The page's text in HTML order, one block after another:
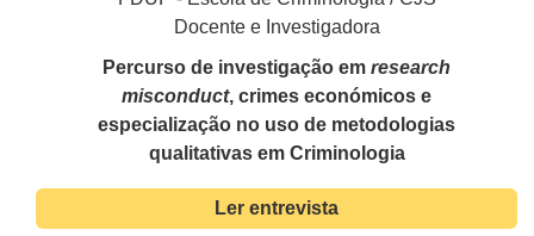
Docente e Investigadora
Percurso de investigação em research
misconduct, crimes económicos e
especialização no uso de metodologias
qualitativas em Criminologia
Ler entrevista